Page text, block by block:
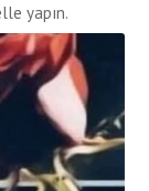
yapın.